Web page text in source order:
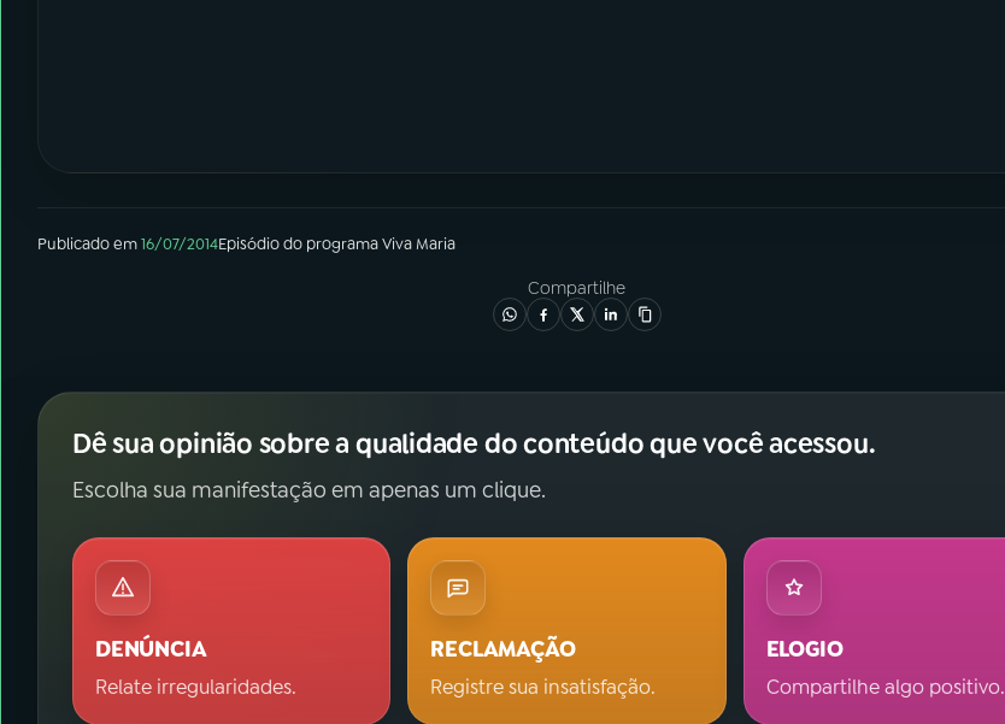
Publicado em16/07/2014Episódiodo programaViva Maria
Compartilhe
Dê sua opinião sobre a qualidade do conteúdo que você acessou.
Escolha sua manifestação em apenas um clique.
DENÚNCIA
Relate irregularidades.
RECLAMAÇÃO
Registre sua insatisfação.
ELOGIO
Compartilhe algo positivo.